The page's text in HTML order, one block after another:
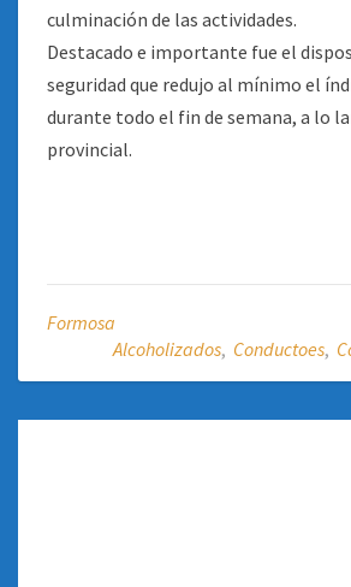
culminación de las actividades.
Destacado e importante fue el
seguridad que redujo al mínimo el
durante todo el fin de semana, a lo
provincial.
Formosa
Alcoholizados, Conductoes,